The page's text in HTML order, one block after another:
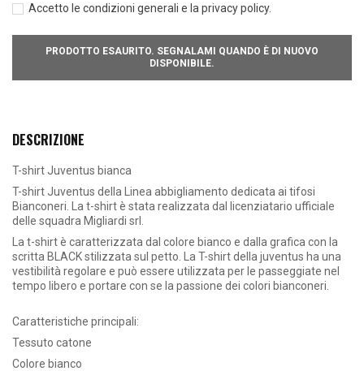
Accetto le condizioni generali e la privacy policy.
PRODOTTO ESAURITO. SEGNALAMI QUANDO È DI NUOVO
DISPONIBILE.
DESCRIZIONE
T-shirt Juventus bianca
T-shirt Juventus della Linea abbigliamento dedicata ai tifosi
Bianconeri. La t-shirt è stata realizzata dal licenziatario ufficiale
delle squadra Migliardi srl.
La t-shirt è caratterizzata dal colore bianco e dalla grafica con la
scritta BLACK stilizzata sul petto. La T-shirt della juventus ha una
vestibilità regolare e può essere utilizzata per le passeggiate nel
tempo libero e portare con se la passione dei colori bianconeri.
Caratteristiche principali:
Tessuto catone
Colore bianco